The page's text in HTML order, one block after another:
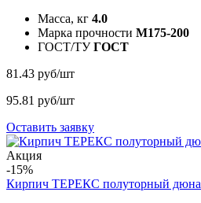
Масса, кг 4.0
Марка прочности M175-200
ГОСТ/ТУ ГОСТ
81.43 руб/шт
95.81 руб/шт
Оставить заявку
Акция
-15%
Кирпич ТЕРЕКС полуторный дюна